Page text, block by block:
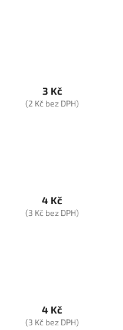
3 Kč
(2 Kč bez DPH)
4 Kč
(3 Kč bez DPH)
4 Kč
(3 Kč bez DPH)